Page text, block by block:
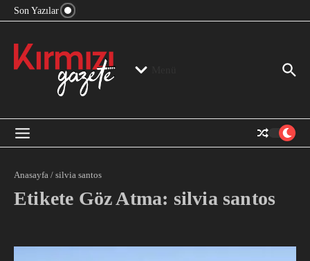
İçeriğe atla
Son Yazılar
“Mutlak Butlan” ve Bir Kez Daha Rejimin “Kendinden
Anasayfa / silvia santos
Etikete Göz Atma: silvia santos